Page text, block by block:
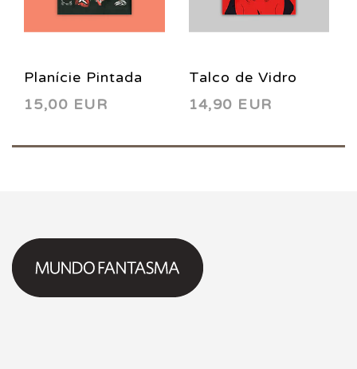
Planície Pintada
15,00 EUR
Talco de Vidro
2015
14,90 EUR